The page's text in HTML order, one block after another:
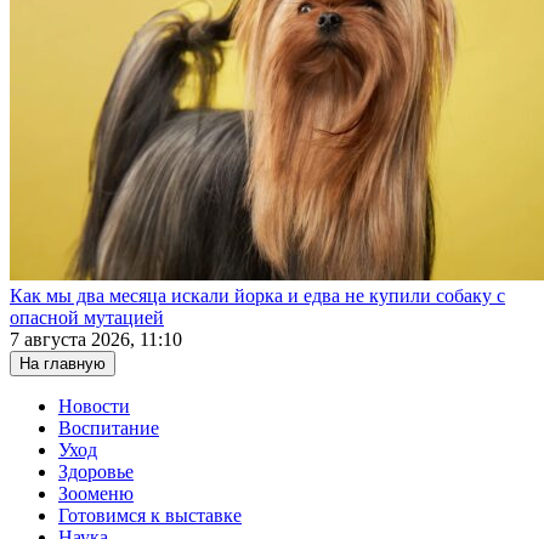
Как мы два месяца искали йорка и едва не купили собаку с
опасной мутацией
7 августа 2026, 11:10
На главную
Новости
Воспитание
Уход
Здоровье
Зооменю
Готовимся к выставке